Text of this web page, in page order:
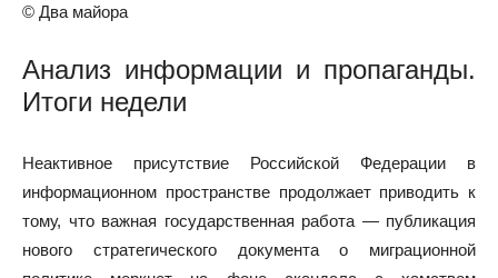
© Два майора
Анализ информации и пропаганды.
Итоги недели
Неактивное присутствие Российской Федерации в
информационном пространстве продолжает приводить к
тому, что важная государственная работа — публикация
нового стратегического документа о миграционной